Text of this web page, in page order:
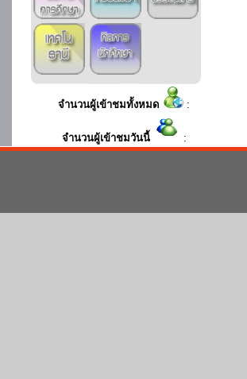
จำนวนผู้เข้าชมทั้งหมด :
จำนวนผู้เข้าชมวันนี้ :